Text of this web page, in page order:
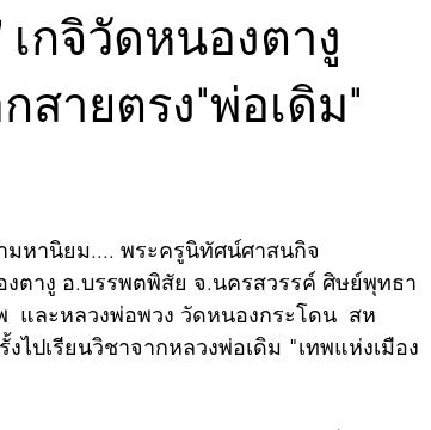
กจิวัดหนองตางู
สายตรง"พ่อเดิม"
มหานิยม.... พระครูนิทัศน์ศาสนกิจ
ตางู อ.บรรพตพิสัย จ.นครสวรรค์ ศิษย์พุทธา
และหลวงพ่อพวง วัดหนองกระโดน  สห
ปเรียนวิชาจากหลวงพ่อเดิม "เทพแห่งเมือง